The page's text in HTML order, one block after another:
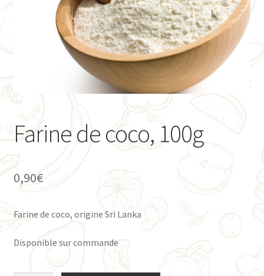
Présentation
Ouvrir
le
menu
enfant
Mon Compte
Ouvrir
le
menu
enfant
Contact
Farine de coco, 100g
0,90€
Farine de coco, origine Sri Lanka
Disponible sur commande